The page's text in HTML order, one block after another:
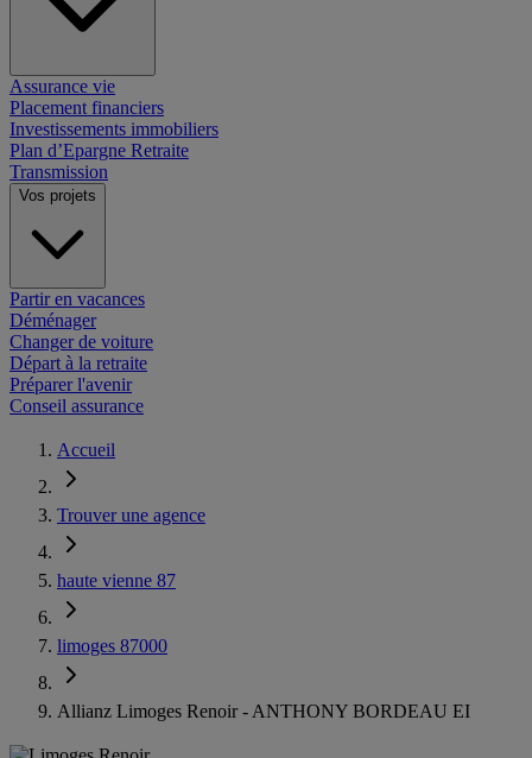
Assurance vie
Placement financiers
Investissements immobiliers
Plan d’Epargne Retraite
Transmission
Vos projets
Partir en vacances
Déménager
Changer de voiture
Départ à la retraite
Préparer l'avenir
Conseil assurance
Accueil
Trouver une agence
haute vienne 87
limoges 87000
Allianz Limoges Renoir - ANTHONY BORDEAU EI